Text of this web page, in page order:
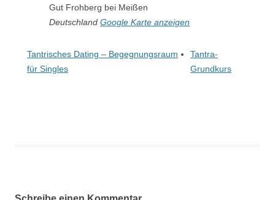
Gut Frohberg bei Meißen
Deutschland Google Karte anzeigen
Tantrisches Dating – Begegnungsraum
für Singles
Tantra-
Grundkurs